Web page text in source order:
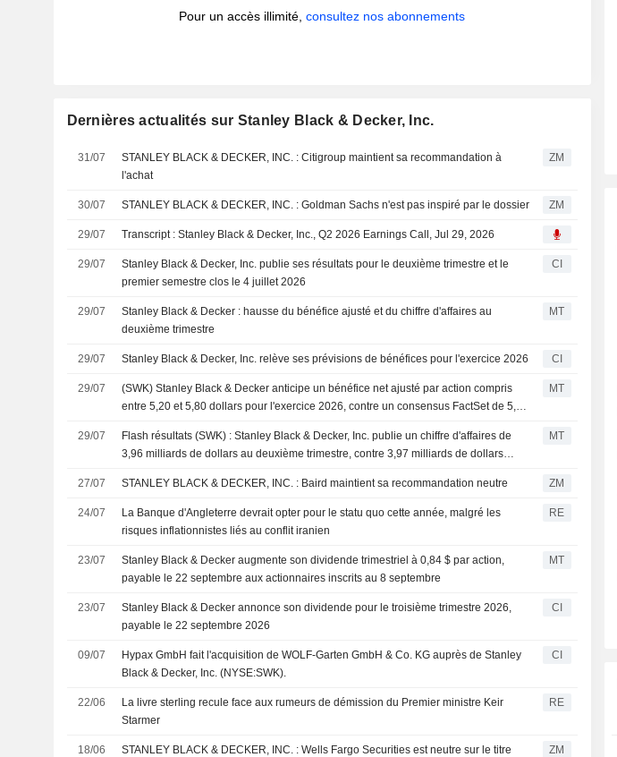
Pour un accès illimité,consultez nos abonnements
Dernières actualités sur Stanley Black & Decker, Inc.
31/07
STANLEY BLACK & DECKER, INC. : Citigroup maintient sa recommandation à
l'achat
ZM
30/07 STANLEY BLACK & DECKER, INC. : Goldman Sachs n'est pas inspiré par le dossier ZM
29/07 Transcript : Stanley Black & Decker, Inc., Q2 2026 Earnings Call, Jul 29, 2026
29/07
Stanley Black & Decker, Inc. publie ses résultats pour le deuxième trimestre et le
premier semestre clos le 4 juillet 2026
CI
29/07
Stanley Black & Decker : hausse du bénéfice ajusté et du chiffre d'affaires au
deuxième trimestre
MT
29/07 Stanley Black & Decker, Inc. relève ses prévisions de bénéfices pour l'exercice 2026 CI
29/07
(SWK) Stanley Black & Decker anticipe un bénéfice net ajusté par action compris
entre 5,20 et 5,80 dollars pour l'exercice 2026, contre un consensus FactSet de 5,37
MT
29/07
Flash résultats (SWK) : Stanley Black & Decker, Inc. publie un chiffre d'affaires de
3,96 milliards de dollars au deuxième trimestre, contre 3,97 milliards de dollars
MT
27/07 STANLEY BLACK & DECKER, INC. : Baird maintient sa recommandation neutre ZM
24/07
La Banque d'Angleterre devrait opter pour le statu quo cette année, malgré les
risques inflationnistes liés au conflit iranien
RE
23/07
Stanley Black & Decker augmente son dividende trimestriel à 0,84 $ par action,
payable le 22 septembre aux actionnaires inscrits au 8 septembre
MT
23/07
Stanley Black & Decker annonce son dividende pour le troisième trimestre 2026,
payable le 22 septembre 2026
CI
09/07
Hypax GmbH fait l'acquisition de WOLF-Garten GmbH & Co. KG auprès de Stanley
Black & Decker, Inc. (NYSE:SWK).
CI
22/06
La livre sterling recule face aux rumeurs de démission du Premier ministre Keir
Starmer
RE
18/06 STANLEY BLACK & DECKER, INC. : Wells Fargo Securities est neutre sur le titre ZM